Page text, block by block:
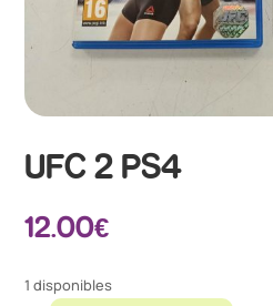
UFC 2 PS4
12.00€
1 disponibles